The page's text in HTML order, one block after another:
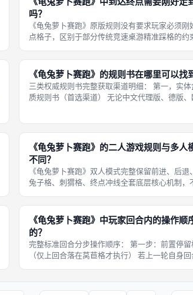
吗？
《龟兔萝卜赛跑》原版规则没有要求玩家必须刚
点格子，区别于部分传统竞速桌游精准踩格的约
空白区域，且足额支付对应移动胡萝卜费用，就
线判定；冲线成败核心约束在于莴
《龟兔萝卜赛跑》的规则书在哪里可以找
三类权威规则书完整获取渠道明细： 第一，实
质规则书（首选渠道） 无论中文代理版、德版、
分细则、特殊格子效果图文注解
《龟兔萝卜赛跑》的二人游戏规则与多人
不同？
《龟兔萝卜赛跑》双人模式完整保留前进、后退
兔子格、刺猬格、终点冲线全套底层核心机制，
度、资源产出节奏三大维度；三至六人多人模式
相牵制、地块抢占博弈，双人模式缺
《龟兔萝卜赛跑》中玩家回合内的操作顺
的？
完整标准回合分步操作顺序： 第一步：前置停
（仅上回合落在莴苣格才执行） 若上一轮自身
数胡萝卜；结算完毕后进入位移选